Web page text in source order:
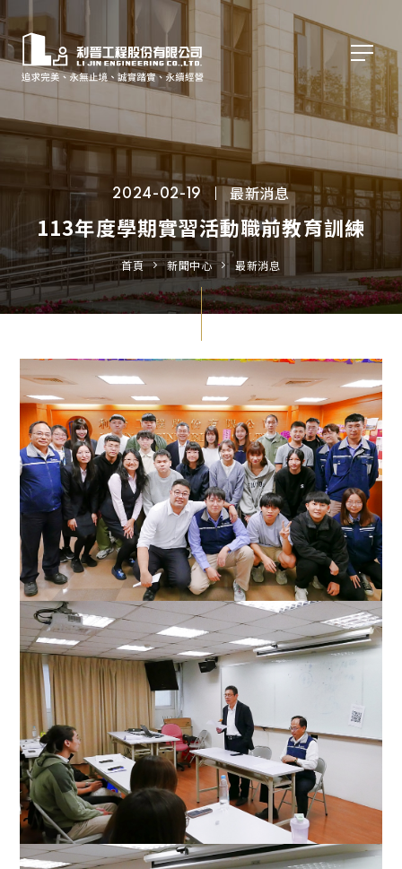
2024-02-19 最新消息
113年度學期實習活動職前教育訓練
首頁 新聞中心 最新消息